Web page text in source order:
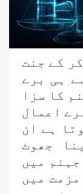
کے جنت
ہی برے
کا سزا
اعمال
ہے ان
جھوٹ
میں
مزمت میں